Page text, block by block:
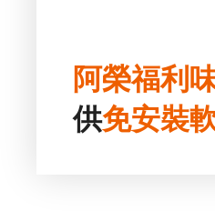
阿榮福利
供免安裝